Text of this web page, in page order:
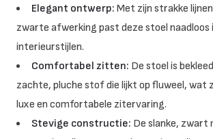
Elegant ontwerp: Met zijn strakke
zwarte afwerking past deze stoel naadloos
interieurstijlen.
Comfortabel zitten: De stoel is
zachte, pluche stof die lijkt op fluweel, wat
luxe en comfortabele zitervaring.
Stevige constructie: De slanke, zwart